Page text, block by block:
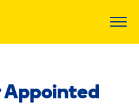
Appointed